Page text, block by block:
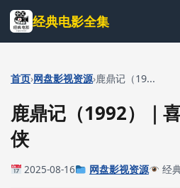
跳
到
主
内
经典电影全集
首页›网盘影视资源›鹿鼎记（19...
鹿鼎记（1992）｜
侠
2025-08-16 网盘影视资源 经